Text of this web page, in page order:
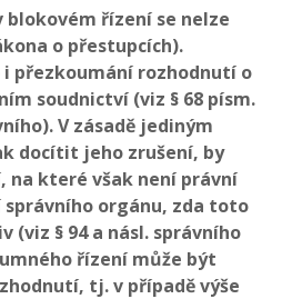
řízení se nelze
o přestupcích).
i přezkoumání rozhodnutí o
soudnictví (viz § 68 písm.
V zásadě jediným
docítit jeho zrušení, by
na které však není právní
správního orgánu, zda toto
(viz § 94 a násl. správního
řízení může být
tj. v případě výše